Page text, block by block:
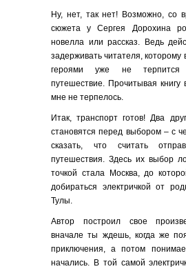
Ну, нет, так нет! Возможно, со
сюжета у Сергея Дорохина
новелла или рассказ. Ведь
задерживать читателя, которому
героями уже не терпится
путешествие. Прочитывая книгу
мне не терпелось.
Итак, транспорт готов! Два
становятся перед выбором – с
сказать, что считать
путешествия. Здесь их выбор
точкой стала Москва, до
добираться электричкой от
Тулы.
Автор построил свое
вначале ты ждешь, когда же
приключения, а потом
начались. В той самой